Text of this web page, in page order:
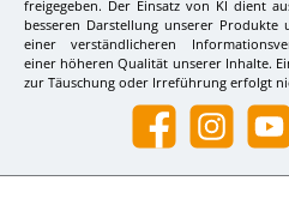
freigegeben. Der Einsatz von KI dient
besseren Darstellung unserer Produkte
einer verständlicheren
einer höheren Qualität unserer Inhalte.
zur Täuschung oder Irreführung erfolgt
Facebook Instagram